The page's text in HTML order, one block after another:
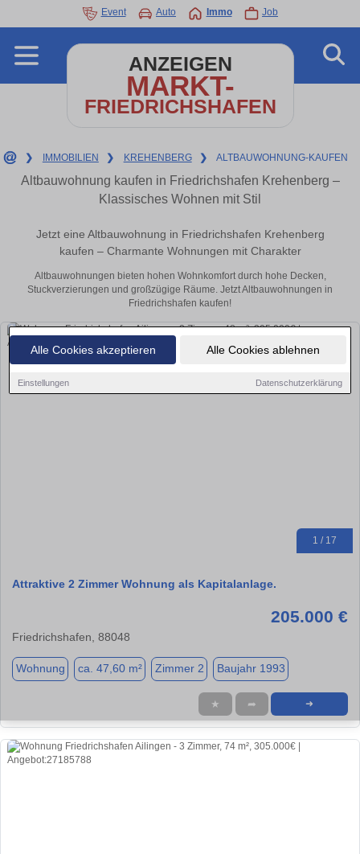
Alle Cookies akzeptieren Alle Cookies ablehnen
Einstellungen Datenschutzerklärung
Event Auto Immo Job
ANZEIGEN
MARKT-
FRIEDRICHSHAFEN
❯ IMMOBILIEN ❯ KREHENBERG ❯ ALTBAUWOHNUNG-KAUFEN
Altbauwohnung kaufen in Friedrichshafen Krehenberg –
Klassisches Wohnen mit Stil
Jetzt eine Altbauwohnung in Friedrichshafen Krehenberg
kaufen – Charmante Wohnungen mit Charakter
Altbauwohnungen bieten hohen Wohnkomfort durch hohe Decken,
Stuckverzierungen und großzügige Räume. Jetzt Altbauwohnungen in
Friedrichshafen kaufen!
1 / 17
Attraktive 2 Zimmer Wohnung als Kapitalanlage.
205.000 €
Friedrichshafen, 88048
Wohnung ca. 47,60 m² Zimmer 2 Baujahr 1993
★ ➦ ➜